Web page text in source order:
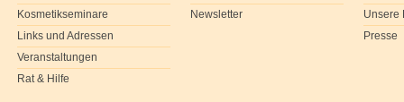
Kosmetikseminare
Links und Adressen
Veranstaltungen
Rat & Hilfe
Newsletter
Unsere
Presse